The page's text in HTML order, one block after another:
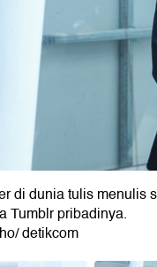
di dunia tulis menulis
Tumblr pribadinya.
detikcom